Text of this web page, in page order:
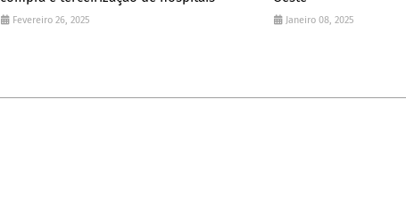
Fevereiro 26, 2025 Janeiro 08, 2025